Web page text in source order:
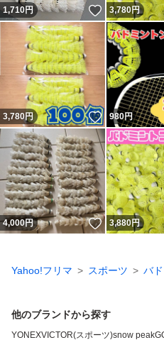
1,710円 いいね！
3,780円
3,780円 いいね！
980円
4,000円 いいね！
3,880円
Yahoo!フリマ スポーツ バ
他のブランドから探す
YONEXVICTOR(スポーツ)snow peak